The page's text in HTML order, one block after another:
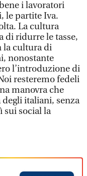
i lavoratori
le partite Iva.
La cultura
di ridurre le tasse,
la cultura di
nonostante
l’introduzione di
resteremo fedeli
manovra che
italiani, senza
sui social la